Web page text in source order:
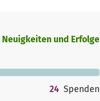
Neuigkeiten und Erfolge
24 Spenden